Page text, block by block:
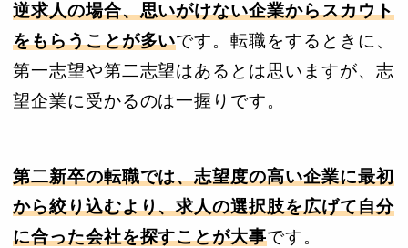
逆求人の場合、思いがけない企業からスカウト
をもらうことが多いです。転職をするときに、
第一志望や第二志望はあるとは思いますが、志
望企業に受かるのは一握りです。
第二新卒の転職では、志望度の高い企業に最初
から絞り込むより、求人の選択肢を広げて自分
に合った会社を探すことが大事です。